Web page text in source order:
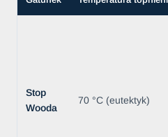
Stop
Wooda
70 °C (eutektyk)